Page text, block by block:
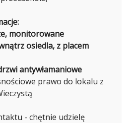
monitorowane
osiedla, z placem
antywłamaniowe
prawo do lokalu z
- chętnie udzielę